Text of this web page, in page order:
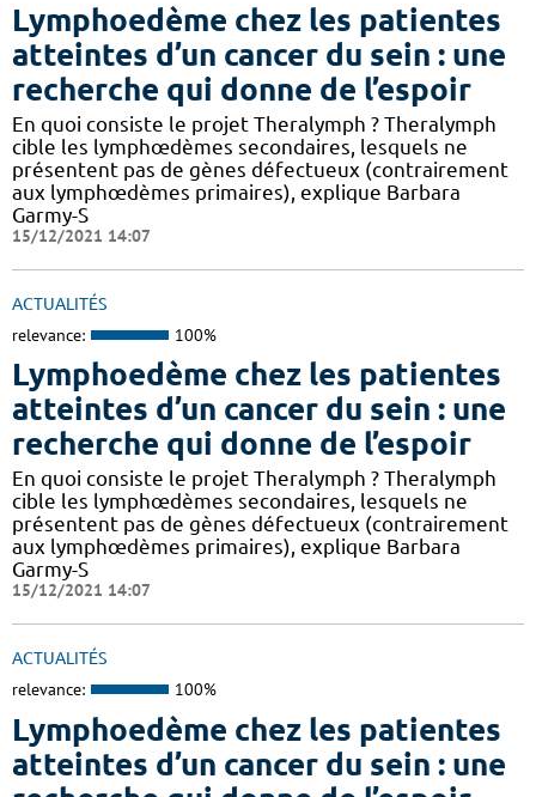
Lymphoedème chez les patientes
atteintes d’un cancer du sein : une
recherche qui donne de l’espoir
En quoi consiste le projet Theralymph ? Theralymph
cible les lymphœdèmes secondaires, lesquels ne
présentent pas de gènes défectueux (contrairement
aux lymphœdèmes primaires), explique Barbara
Garmy-S
15/12/2021 14:07
ACTUALITÉS
relevance: 100%
Lymphoedème chez les patientes
atteintes d’un cancer du sein : une
recherche qui donne de l’espoir
En quoi consiste le projet Theralymph ? Theralymph
cible les lymphœdèmes secondaires, lesquels ne
présentent pas de gènes défectueux (contrairement
aux lymphœdèmes primaires), explique Barbara
Garmy-S
15/12/2021 14:07
ACTUALITÉS
relevance: 100%
Lymphoedème chez les patientes
atteintes d’un cancer du sein : une